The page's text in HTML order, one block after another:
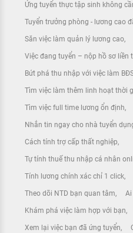
Ứng tuyển thực tập sinh không
Tuyển trưởng phòng - lương cao
Săn việc làm quản lý lương cao
Việc đang tuyển – nộp hồ sơ liền
Bứt phá thu nhập với việc làm
Tìm việc làm thêm linh hoạt thời
Tìm việc full time lương ổn định
Nhắn tin ngay cho nhà tuyển
Cách tính trợ cấp thất nghiệp
Tự tính thuế thu nhập cá nhân
Tính lương chính xác chỉ 1 click
Theo dõi NTD bạn quan tâm Ai
Khám phá việc làm hợp với bạn
Xem lại việc bạn đã ứng tuyển